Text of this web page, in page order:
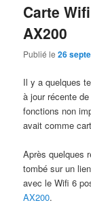
Carte
AX200
Publié le26
Il y a quelques
à jour récente
fonctions non
avait comme
Après quelques
tombé sur un
avec le Wifi 6
AX200.